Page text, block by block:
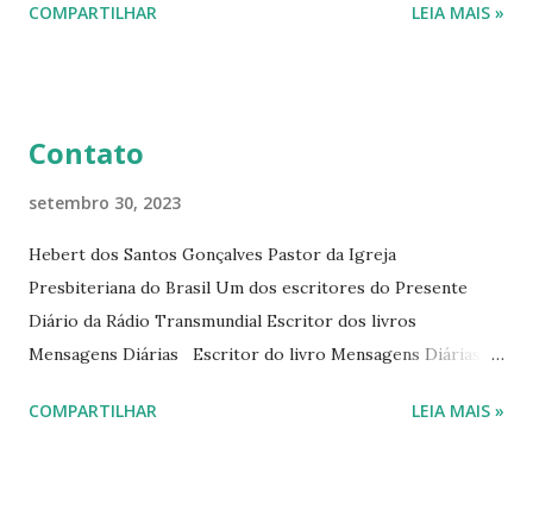
Diário da Rádio Trans mundial a mais de 15 anos. Escreveu o
COMPARTILHAR LEIA MAIS »
Contato
setembro 30, 2023
Hebert dos Santos Gonçalves Pastor da Igreja
Presbiteriana do Brasil Um dos escritores do Presente
Diário da Rádio Transmundial Escritor dos livros
Mensagens Diárias Escritor do livro Mensagens Diárias da
livromensagensdiarias@gmail.com Whatsapp: (15) 99765-
COMPARTILHAR LEIA MAIS »